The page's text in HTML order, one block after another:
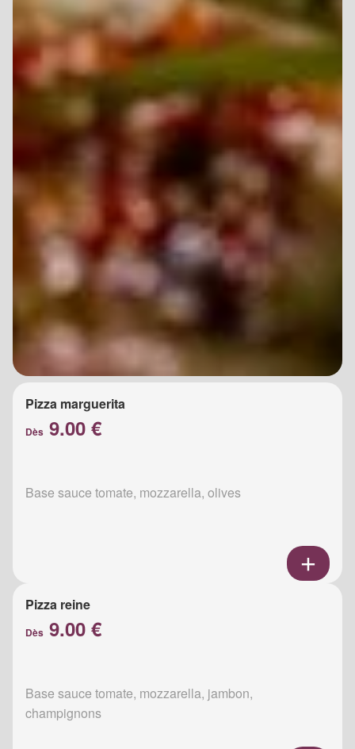
Pizza marguerita
Dès 9.00 €
Base sauce tomate, mozzarella, olives
Pizza reine
Dès 9.00 €
Base sauce tomate, mozzarella, jambon,
champignons